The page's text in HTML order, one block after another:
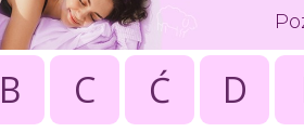
B C Ć D